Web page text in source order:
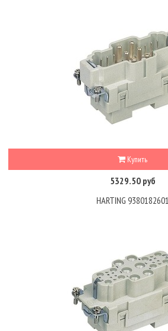
Купить
5329.50 руб
HARTING 9380182601